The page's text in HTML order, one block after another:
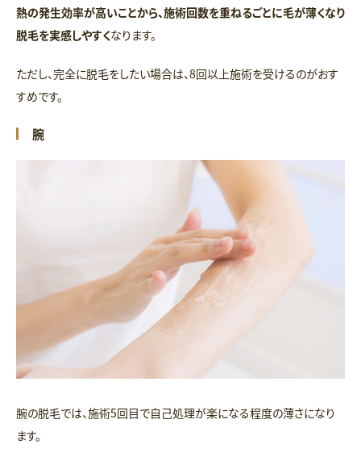
熱の発生効率が高いことから、施術回数を重ねるごとに毛が薄くなり
脱毛を実感しやすくなります。
ただし、完全に脱毛をしたい場合は、8回以上施術を受けるのがおす
すめです。
腕
腕の脱毛では、施術5回目で自己処理が楽になる程度の薄さになり
ます。